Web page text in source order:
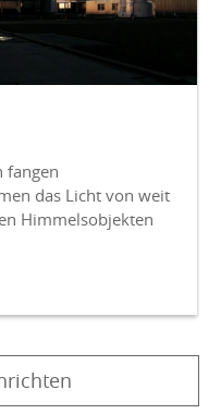
fangen
das Licht von weit
Himmelsobjekten